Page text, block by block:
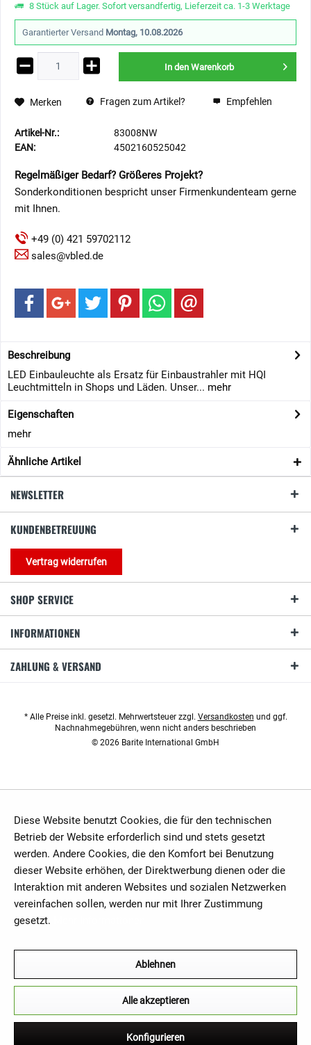
8 Stück auf Lager. Sofort versandfertig, Lieferzeit ca. 1-3 Werktage
Garantierter Versand Montag, 10.08.2026
In den Warenkorb
Merken Fragen zum Artikel? Empfehlen
Artikel-Nr.:
83008NW
EAN:
4502160525042
Regelmäßiger Bedarf? Größeres Projekt?
Sonderkonditionen bespricht unser Firmenkundenteam gerne
mit Ihnen.
+49 (0) 421 59702112
sales@vbled.de
Beschreibung
LED Einbauleuchte als Ersatz für Einbaustrahler mit HQI
Leuchtmitteln in Shops und Läden. Unser... mehr
Eigenschaften
mehr
Ähnliche Artikel
NEWSLETTER
KUNDENBETREUUNG
Vertrag widerrufen
SHOP SERVICE
INFORMATIONEN
ZAHLUNG & VERSAND
* Alle Preise inkl. gesetzl. Mehrwertsteuer zzgl. Versandkosten und ggf.
Nachnahmegebühren, wenn nicht anders beschrieben
© 2026 Barite International GmbH
Diese Website benutzt Cookies, die für den technischen
Betrieb der Website erforderlich sind und stets gesetzt
werden. Andere Cookies, die den Komfort bei Benutzung
dieser Website erhöhen, der Direktwerbung dienen oder die
Interaktion mit anderen Websites und sozialen Netzwerken
vereinfachen sollen, werden nur mit Ihrer Zustimmung
gesetzt.
Ablehnen
Alle akzeptieren
Konfigurieren